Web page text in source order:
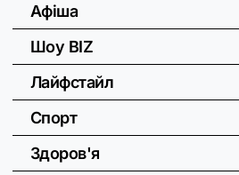
Афіша
Шоу BIZ
Лайфстайл
Спорт
Здоров'я